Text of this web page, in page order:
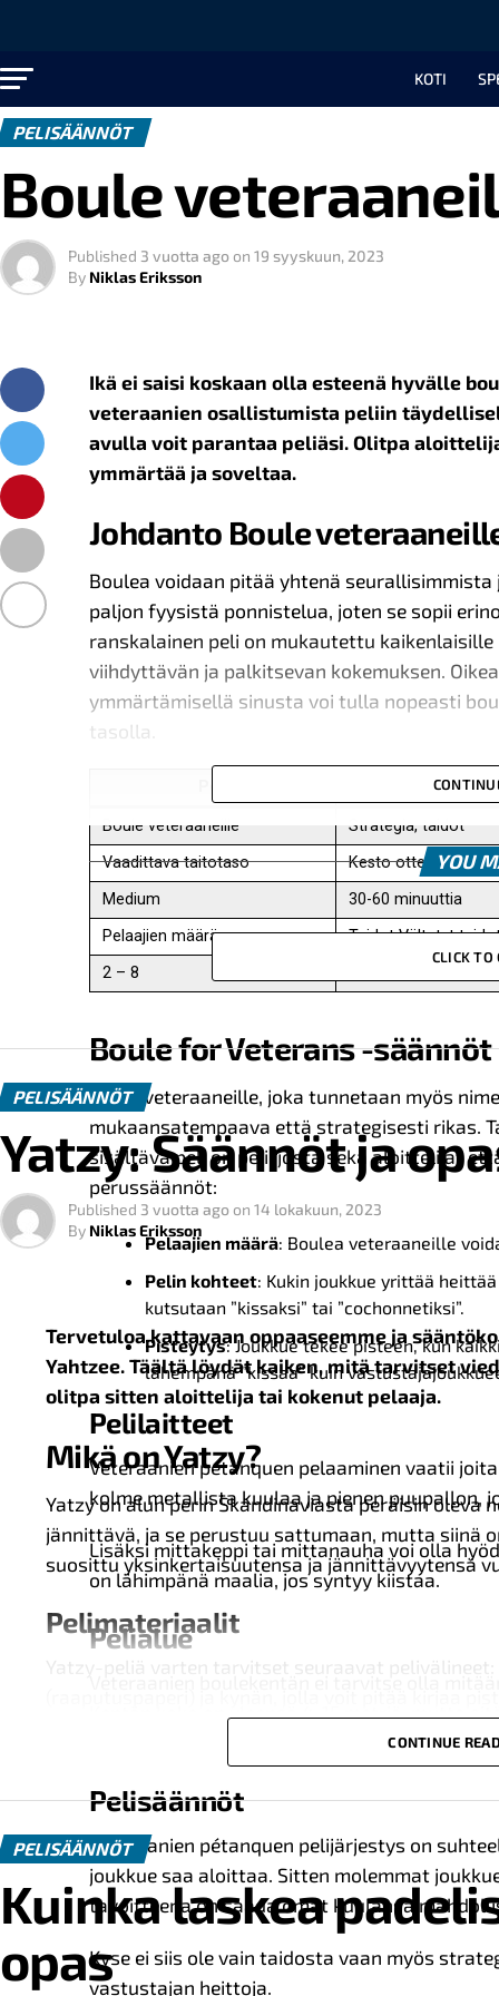
KOTI
PELISÄÄNNÖT
Boule
Published 3 vuotta ago on 19 syyskuun, 2023
By Niklas Eriksson
Ikä ei saisi koskaan olla esteenä hyvälle
veteraanien osallistumista peliin
avulla voit parantaa peliäsi. Olitpa
ymmärtää ja soveltaa.
Johdanto Boule
Boulea voidaan pitää yhtenä
paljon fyysistä ponnistelua, joten se sopii
ranskalainen peli on mukautettu
viihdyttävän ja palkitsevan kokemuksen.
ymmärtämisellä sinusta voi tulla nopeasti
tasolla.
Tyyppi
Boule veteraaneille
Strategia, taidot
Vaadittava taitotaso
Kesto ottelua kohti
Medium
30-60 minuuttia
Pelaajien määrä
Taidot Vältetyt
2 – 8
Boule for Veterans -säännöt
Boule veteraaneille, joka tunnetaan myös
mukaansatempaava että strategisesti rikas.
sisältävä peli on peli, josta sekä aloittelijat
perussäännöt:
Pelaajien määrä: Boulea veteraaneille
Pelin kohteet: Kukin joukkue yrittää
kutsutaan ”kissaksi” tai ”cochonnetiksi”.
Pisteytys: Joukkue tekee pisteen, kun
lähempänä ”kissaa” kuin
Pelilaitteet
Veteraanien pétanquen pelaaminen vaatii
kolme metallista kuulaa ja pienen puupallon,
Lisäksi mittakeppi tai mittanauha voi olla
on lähimpänä maalia, jos syntyy kiistaa.
Pelialue
Kentän koko on yleensä 4-15 metriä, mutta
Pelisäännöt
Veteraanien pétanquen pelijärjestys on
joukkue saa aloittaa. Sitten molemmat
tavoitteena on saada omat kuulansa
Kyse ei siis ole vain taidosta vaan myös
vastustajan heittoja.
YOU
CLICK
PELISÄÄNNÖT
Yatzy: Säännöt ja
Published 3 vuotta ago on 14 lokakuun, 2023
By Niklas Eriksson
Tervetuloa kattavaan oppaaseemme ja
Yahtzee. Täältä löydät kaiken, mitä tarvitset
olitpa sitten aloittelija tai kokenut pelaaja.
Mikä on Yatzy?
Yatzy on alun perin Skandinaviasta peräisin oleva
jännittävä, ja se perustuu sattumaan, mutta siinä
suosittu yksinkertaisuutensa ja jännittävyytensä
Pelimateriaalit
Yatzy-peliä varten tarvitset seuraavat
Yatzy käyttää viittä kuusisivuista noppaa. Nopan
edustavat eri arvoja.
Graffitipaperi
Erityistä raaputuspaperia käytetään seuraamaan
pistemäärää koko pelin ajan.
CONTINUE
PELISÄÄNNÖT
Kuinka laskea
opas